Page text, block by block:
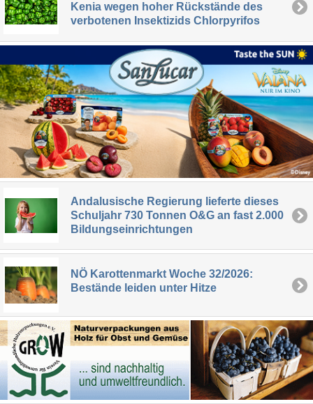
Kenia wegen hoher Rückstände des
verbotenen Insektizids Chlorpyrifos
Andalusische Regierung lieferte dieses
Schuljahr 730 Tonnen O&G an fast 2.000
Bildungseinrichtungen
NÖ Karottenmarkt Woche 32/2026:
Bestände leiden unter Hitze